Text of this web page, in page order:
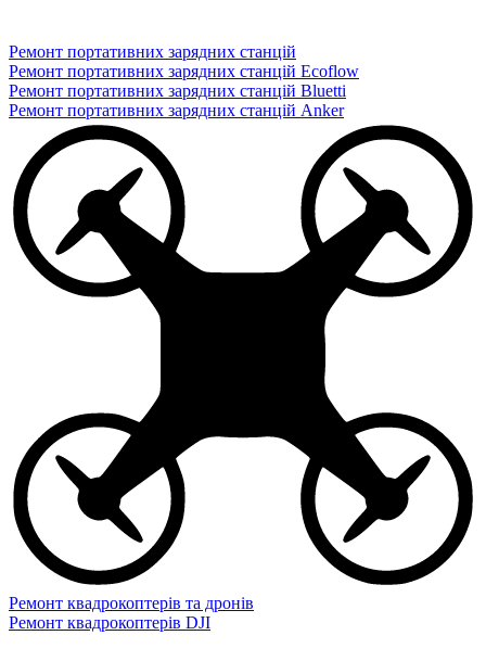
Ремонт портативних зарядних станцій
Ремонт портативних зарядних станцій Ecoflow
Ремонт портативних зарядних станцій Bluetti
Ремонт портативних зарядних станцій Anker
Ремонт квадрокоптерів та дронів
Ремонт квадрокоптерів DJI